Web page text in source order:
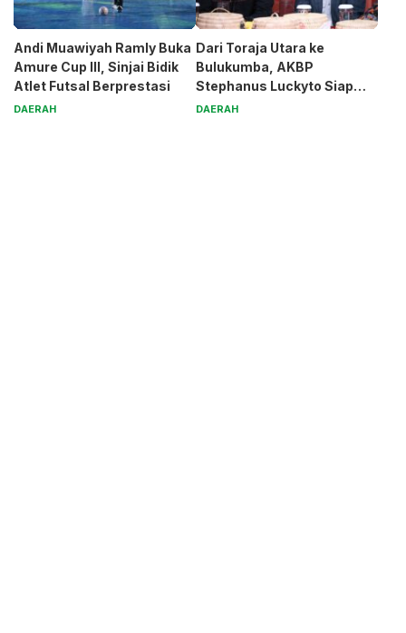
Andi Muawiyah Ramly Buka
Amure Cup III, Sinjai Bidik
Atlet Futsal Berprestasi
DAERAH
Dari Toraja Utara ke
Bulukumba, AKBP
Stephanus Luckyto Siap
Jaga Kamtibmas
DAERAH